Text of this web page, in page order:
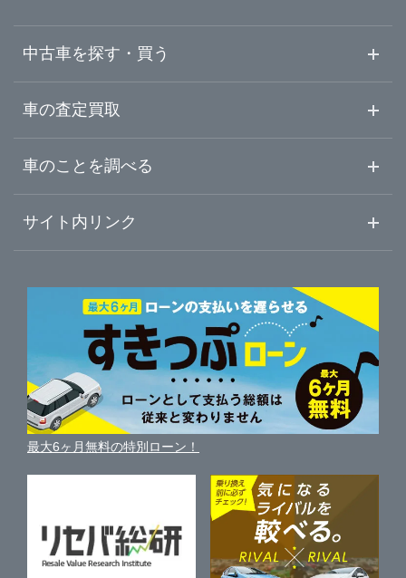
ガリバー浜松宮竹店
ガリバー車検 浜松宮竹店
LIBERALA リベラーラ沼津
ガリバー沼津学園通り店
ガリバー富士宮店
ガリバー伊東店
ガリバー富士店
富士宮市
伊東市
富士市
磐田市
藤枝市
袋井市
駿東郡清水町
山梨県
長野県
岐阜県
静岡県
三重県
中古車を探す・買う
中古車情報・中古車検索
初めての中古車購入ガイド
中古車人気ランキング
自動車ローンを調べる
ガリバーの自動車ローン
車買い替えの基礎知識
近くのお店で車を探す
車の査定買取
車査定・車買取ならガリバー
ガリバーの査定が選ばれる理由
車を売る時よくある質問
便利な査定サービス
中古車買取相場（毎月更新）
車の個人売買ガイド
車のことを調べる
車初心者まとめ
新車・中古車カタログ
車の燃費を調べる
車種別クチコミ
車比較サイト
サイト内リンク
サイトマップ
サイトの使用条件
利用規約
保険代理店業務に関する基本方針
古物営業法に基づく表示
最大6ヶ月無料の特別ローン！